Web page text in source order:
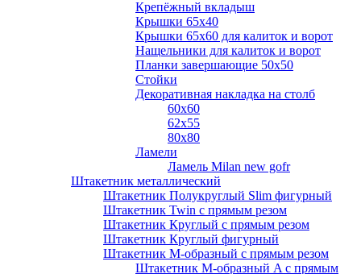
Крепёжный вкладыш
Крышки 65х40
Крышки 65х60 для калиток и ворот
Нащельники для калиток и ворот
Планки завершающие 50х50
Стойки
Декоративная накладка на столб
60х60
62х55
80х80
Ламели
Ламель Milan new gofr
Штакетник металлический
Штакетник Полукруглый Slim фигурный
Штакетник Twin с прямым резом
Штакетник Круглый с прямым резом
Штакетник Круглый фигурный
Штакетник М-образный с прямым резом
Штакетник М-образный A с прямым